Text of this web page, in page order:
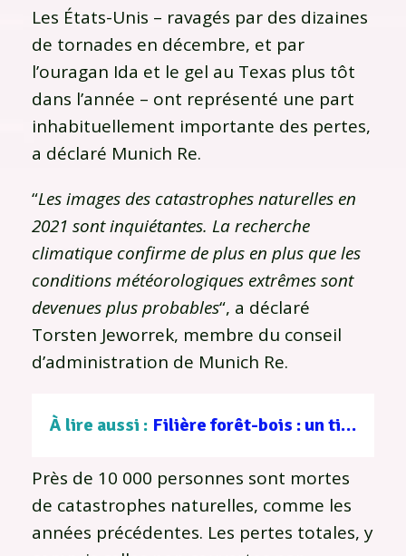
Les États-Unis – ravagés par des dizaines
de tornades en décembre, et par
l’ouragan Ida et le gel au Texas plus tôt
dans l’année – ont représenté une part
inhabituellement importante des pertes,
a déclaré Munich Re.
“Les images des catastrophes naturelles en
2021 sont inquiétantes. La recherche
climatique confirme de plus en plus que les
conditions météorologiques extrêmes sont
devenues plus probables“, a déclaré
Torsten Jeworrek, membre du conseil
d’administration de Munich Re.
À lire aussi : Filière forêt-bois : un tissu d’entreprises au service d’une gestion durable
Près de 10 000 personnes sont mortes
de catastrophes naturelles, comme les
années précédentes. Les pertes totales, y